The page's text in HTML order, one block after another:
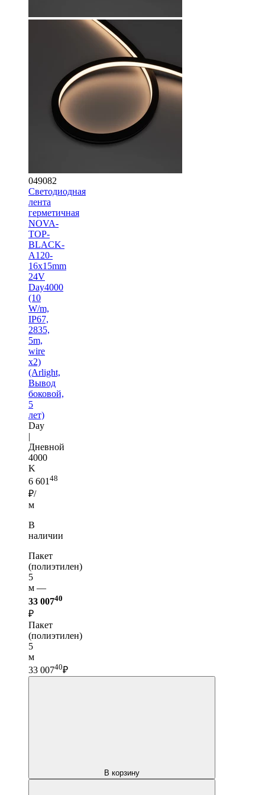
049082
Светодиодная
лента
герметичная
NOVA-
TOP-
BLACK-
A120-
16x15mm
24V
Day4000
(10
W/m,
IP67,
2835,
5m,
wire
x2)
(Arlight,
Вывод
боковой,
5
лет)
Day
|
Дневной
4000
K
6 601 48
₽/
м
В
наличии
Пакет
(полиэтилен)
5
м —
33 00740
₽
Пакет
(полиэтилен)
5
м
33 00740₽
В корзину